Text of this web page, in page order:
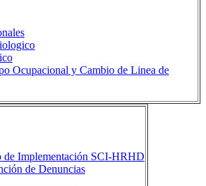
Ocupacional y Cambio de Linea de
de Implementación SCI-HRHD
de Denuncias